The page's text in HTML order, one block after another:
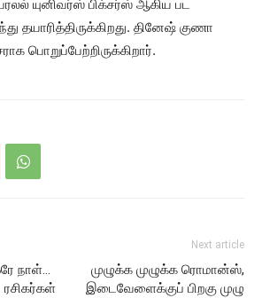
யுனிவர்ஸ் பிக்சர்ஸ் ஆகிய பட
தயாரித்திருக்கிறது. தினேஷ் குணா
பொறுப்பேற்றிருக்கிறார்.
நாள்…
Next article
முழுக்க முழுக்க ரொமான்ஸ்,
இடைவேளைக்குப் பிறகு முழு